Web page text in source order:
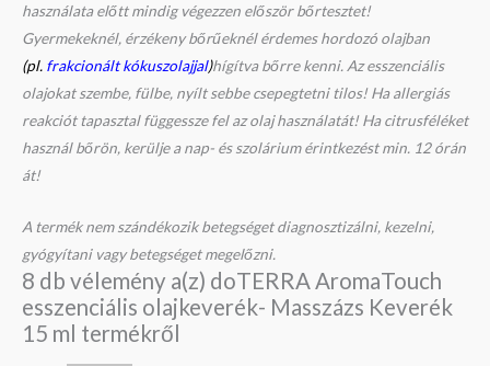
használata előtt mindig végezzen először bőrtesztet!
Gyermekeknél, érzékeny bőrűeknél érdemes hordozó olajban
(pl. frakcionált kókuszolajjal)hígítva bőrre kenni. Az esszenciális
olajokat szembe, fülbe, nyílt sebbe csepegtetni tilos! Ha allergiás
reakciót tapasztal függessze fel az olaj használatát! Ha citrusféléket
használ bőrön, kerülje a nap- és szolárium érintkezést min. 12 órán
át!
A termék nem szándékozik betegséget diagnosztizálni, kezelni,
gyógyítani vagy betegséget megelőzni.
8 db vélemény a(z) doTERRA AromaTouch
esszenciális olajkeverék- Masszázs Keverék
15 ml termékről